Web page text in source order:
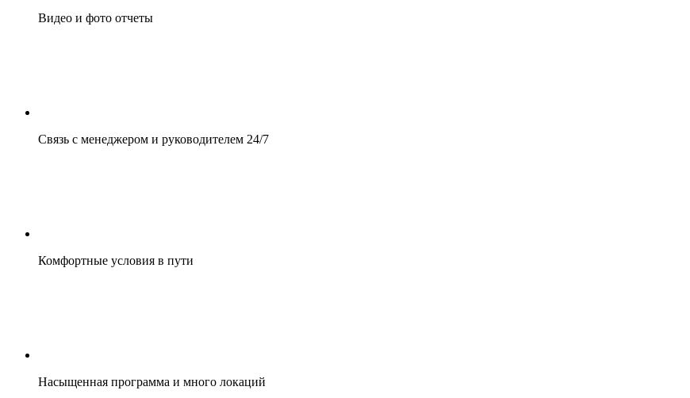
Видео и фото отчеты
Связь с менеджером и руководителем 24/7
Комфортные условия в пути
Насыщенная программа и много локаций